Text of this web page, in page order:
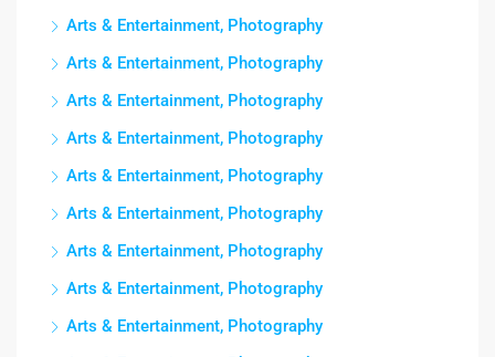
Arts & Entertainment, Photography
Arts & Entertainment, Photography
Arts & Entertainment, Photography
Arts & Entertainment, Photography
Arts & Entertainment, Photography
Arts & Entertainment, Photography
Arts & Entertainment, Photography
Arts & Entertainment, Photography
Arts & Entertainment, Photography